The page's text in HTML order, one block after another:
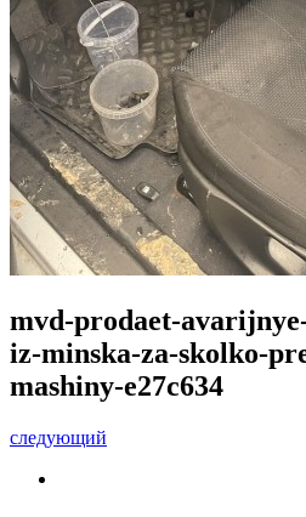
mvd-prodaet-
iz-minska-za-skolko-
mashiny-e27c634
следующий